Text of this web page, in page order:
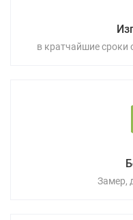
в кратчайшие сроки
Замер,